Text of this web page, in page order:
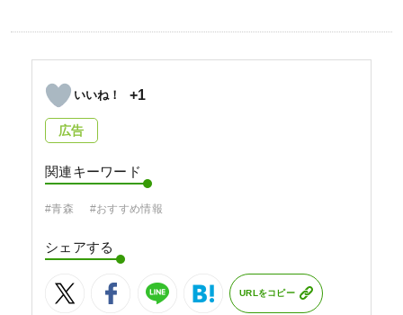
+1
広告
関連キーワード
#青森 #おすすめ情報
シェアする
URLをコピー